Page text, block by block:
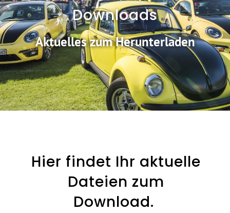
Downloads
Aktuelles zum Herunterladen
Hier findet Ihr aktuelle
Dateien zum
Download.